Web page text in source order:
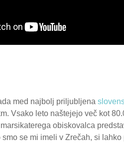
med najbolj priljubljena
Vsako leto naštejejo več kot
obiskovalca
smo se mi imeli v Zrečah, si